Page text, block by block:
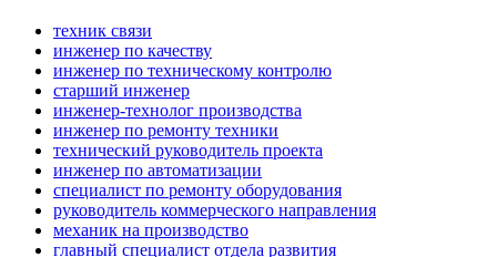
техник связи
инженер по качеству
инженер по техническому контролю
старший инженер
инженер-технолог производства
инженер по ремонту техники
технический руководитель проекта
инженер по автоматизации
специалист по ремонту оборудования
руководитель коммерческого направления
механик на производство
главный специалист отдела развития